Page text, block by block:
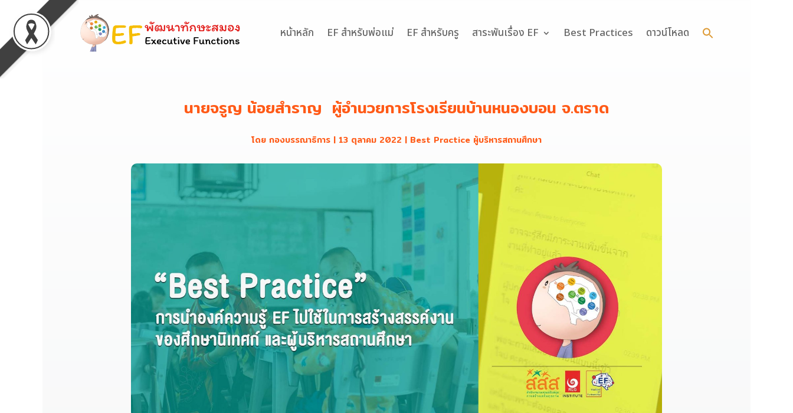
หน้าหลัก EF สำหรับพ่อแม่ EF สำหรับครู สาระพันเรื่อง EF Best Practices ดาวน์โหลด
นายจรูญ น้อยสำราญ ผู้อำนวยการโรงเรียนบ้านหนองบอน จ.ตราด
โดย กองบรรณาธิการ | 13 ตุลาคม 2022 | Best Practice ผู้บริหารสถานศึกษา